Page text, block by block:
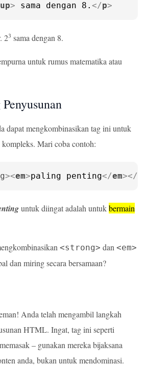
> sama dengan 8. </p>
23 sama dengan 8.
untuk rumus matematika atau
dapat mengkombinasikan tag ini untuk
Mari coba contoh:
><em>paling penting</em></
untuk diingat adalah untukbermain
<strong> dan <em>
dan miring secara bersamaan?
Anda telah mengambil langkah
HTML. Ingat, tag ini seperti
– gunakan mereka bijaksana
anda, bukan untuk mendominasi.